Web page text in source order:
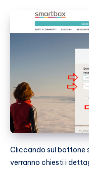
Cliccando sul bottone
verranno chiesti i